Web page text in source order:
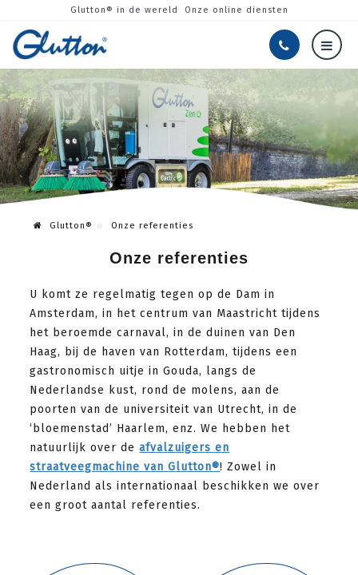
Glutton® in de wereld Onze online diensten
Glutton® Onze referenties
Onze referenties
U komt ze regelmatig tegen op de Dam in
Amsterdam, in het centrum van Maastricht tijdens
het beroemde carnaval, in de duinen van Den
Haag, bij de haven van Rotterdam, tijdens een
gastronomisch uitje in Gouda, langs de
Nederlandse kust, rond de molens, aan de
poorten van de universiteit van Utrecht, in de
‘bloemenstad’ Haarlem, enz. We hebben het
natuurlijk over deafvalzuigers en
straatveegmachine van Glutton®! Zowel in
Nederland als internationaal beschikken we over
een groot aantal referenties.